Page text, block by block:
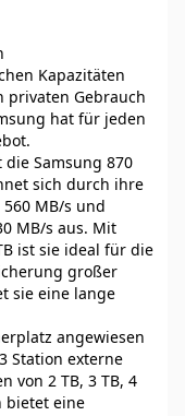
Kapazitäten
privaten Gebrauch
hat für jeden
Samsung 870
sich durch ihre
MB/s und
MB/s aus. Mit
ist sie ideal für die
großer
sie eine lange
angewiesen
Station externe
von 2 TB, 3 TB, 4
bietet eine